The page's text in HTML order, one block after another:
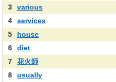
3
various
4
services
5
house
6
diet
7
花火師
8
usually